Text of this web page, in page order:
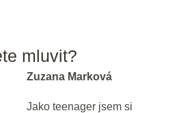
mluvit?
Zuzana Marková
Jako teenager jsem si